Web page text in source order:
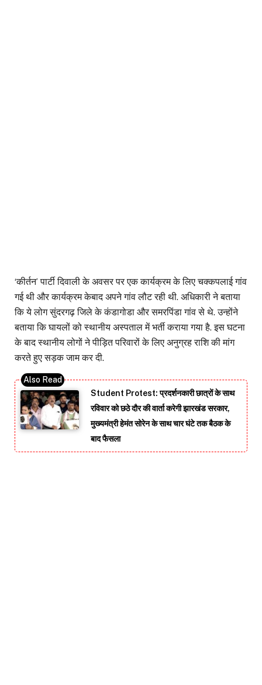
‘कीर्तन’ पार्टी दिवाली के अवसर पर एक कार्यक्रम के लिए चक्कपलाई गांव
गई थी और कार्यक्रम केबाद अपने गांव लौट रही थी. अधिकारी ने बताया
कि ये लोग सुंदरगढ़ जिले के कंडागोडा और समरपिंडा गांव से थे. उन्होंने
बताया कि घायलों को स्थानीय अस्पताल में भर्ती कराया गया है. इस घटना
के बाद स्थानीय लोगों ने पीड़ित परिवारों के लिए अनुग्रह राशि की मांग
करते हुए सड़क जाम कर दी.
Student Protest: प्रदर्शनकारी छात्रों के साथ
रविवार को छठे दौर की वार्ता करेगी झारखंड सरकार,
मुख्यमंत्री हेमंत सोरेन के साथ चार घंटे तक बैठक के
बाद फैसला